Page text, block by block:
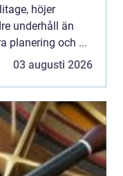
höjer
underhåll än
planering och ...
03 augusti 2026